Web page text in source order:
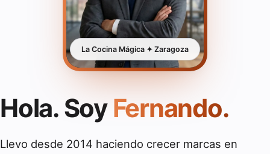
Hola. Soy Fernando.
Llevo desde 2014 haciendo crecer marcas en
La Cocina Mágica ✦ Zaragoza